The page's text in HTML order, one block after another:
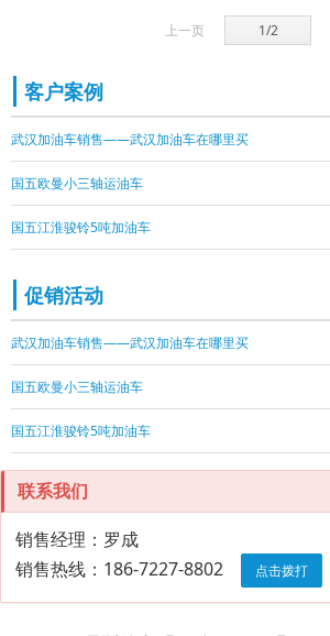
上一页 1/2
客户案例
武汉加油车销售——武汉加油车在哪里买
国五欧曼小三轴运油车
国五江淮骏铃5吨加油车
促销活动
武汉加油车销售——武汉加油车在哪里买
国五欧曼小三轴运油车
国五江淮骏铃5吨加油车
联系我们
销售经理：罗成
销售热线：186-7227-8802
点击拨打